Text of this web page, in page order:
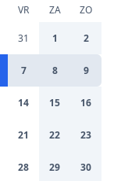
VR ZA ZO
31 1 2
7 8 9
14 15 16
21 22 23
28 29 30